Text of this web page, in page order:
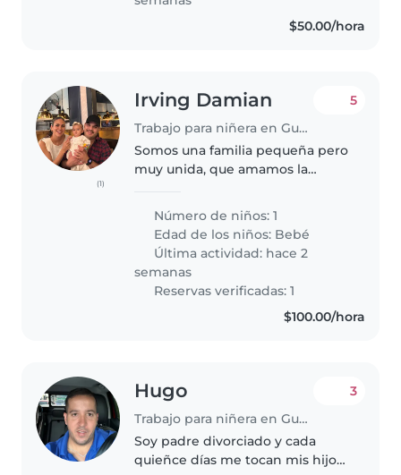
$50.00/hora
(1)
Irving Damian
Trabajo para niñera en Guadalajara
5
Somos una familia pequeña pero
muy unida, que amamos la
nuestras mascotas.
Número de niños: 1
Edad de los niños: Bebé
Última actividad: hace 2
semanas
Reservas verificadas: 1
$100.00/hora
Hugo
Trabajo para niñera en Guadalajara
3
Soy padre divorciado y cada
quieñce días me tocan mis hijos ,